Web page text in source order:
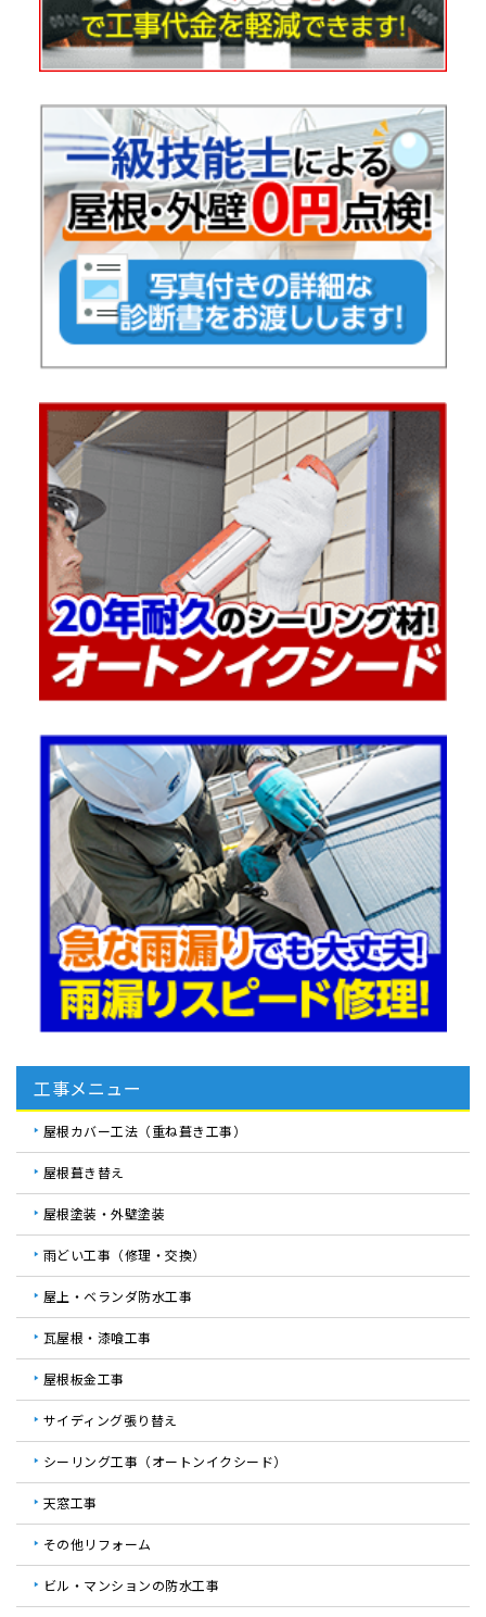
工事メニュー
屋根カバー工法（重ね葺き工事）
屋根葺き替え
屋根塗装・外壁塗装
雨どい工事（修理・交換）
屋上・ベランダ防水工事
瓦屋根・漆喰工事
屋根板金工事
サイディング張り替え
シーリング工事（オートンイクシード）
天窓工事
その他リフォーム
ビル・マンションの防水工事